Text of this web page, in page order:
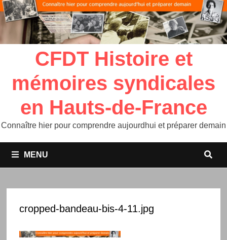
CFDT Histoire et
mémoires syndicales
en Hauts-de-France
Connaître hier pour comprendre aujourdhui et préparer demain
MENU
cropped-bandeau-bis-4-11.jpg